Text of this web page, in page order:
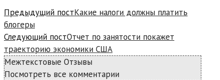
Предыдущий постКакие налоги должны платить
блогеры
Следующий постОтчет по занятости покажет
траекторию экономики США
Межтекстовые Отзывы
Посмотреть все комментарии